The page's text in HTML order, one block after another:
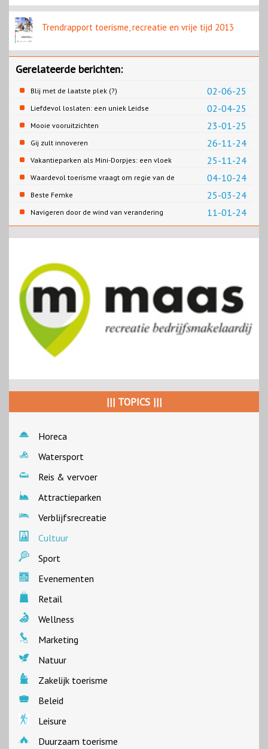
Trendrapport toerisme, recreatie en vrije tijd 2013
Gerelateerde berichten:
02-06-25
Blij met de laatste plek (?)
02-04-25
Liefdevol loslaten: een uniek Leidse
samenwerking
23-01-25
Mooie vooruitzichten
26-11-24
Gij zult innoveren
25-11-24
Vakantieparken als Mini-Dorpjes: een vloek
of een zegen?
04-10-24
Waardevol toerisme vraagt om regie van de
overheid
25-03-24
Beste Femke
11-01-24
Navigeren door de wind van verandering
||| TOPICS |||
Horeca
Watersport
Reis & vervoer
Attractieparken
Verblijfsrecreatie
Cultuur
Sport
Evenementen
Retail
Wellness
Marketing
Natuur
Zakelijk toerisme
Beleid
Leisure
Duurzaam toerisme